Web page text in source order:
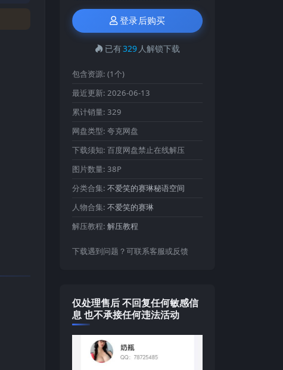
登录后购买
已有329 人解锁下载
包含资源: (1个)
最近更新: 2026-06-13
累计销量: 329
网盘类型: 夸克网盘
下载须知: 百度网盘禁止在线解压
图片数量: 38P
分类合集: 不爱笑的赛琳秘语空间
人物合集: 不爱笑的赛琳
解压教程: 解压教程
下载遇到问题？可联系客服或反馈
仅处理售后 不回复任何敏感信
息 也不承接任何违法活动